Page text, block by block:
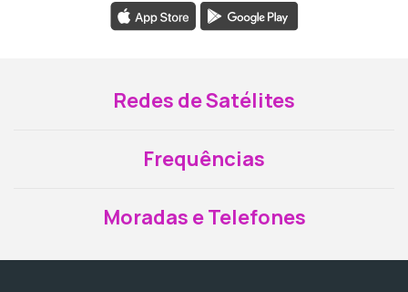
Redes de Satélites
Frequências
Moradas e Telefones